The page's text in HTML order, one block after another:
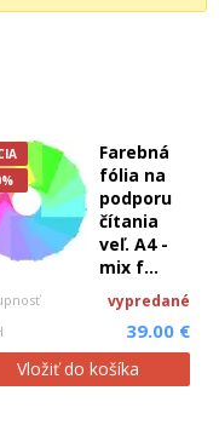
Farebná
fólia na
podporu
čítania
veľ. A4 -
mix f...
vypredané
39.00 €
Vložiť do košíka